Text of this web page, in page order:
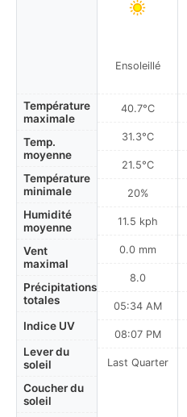
Température
maximale
Temp.
moyenne
Température
minimale
Humidité
moyenne
Vent
maximal
Précipitations
totales
Indice UV
Lever du
soleil
Coucher du
soleil
Ensoleillé
40.7°C
31.3°C
21.5°C
20%
11.5 kph
0.0 mm
8.0
05:34 AM
08:07 PM
Last Quarter